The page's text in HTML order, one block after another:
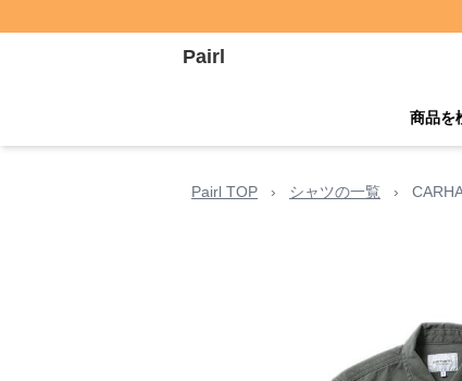
Pairl
商品を
Pairl TOP › シャツの一覧 ›